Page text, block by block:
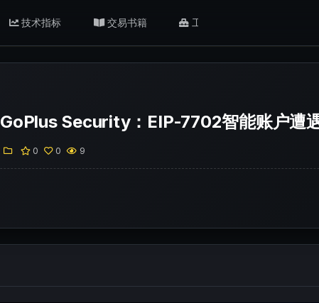
技术指标 交易书籍 工具/返佣
GoPlus Security：EIP-7702智能账户遭
0 0 9